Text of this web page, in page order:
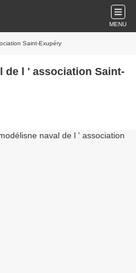
MENU
Saint-Exupéry
de l ' association Saint-